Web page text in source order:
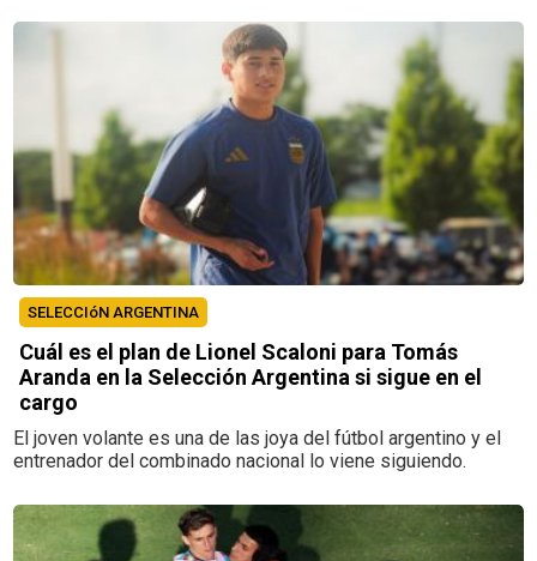
SELECCIóN ARGENTINA
Cuál es el plan de Lionel Scaloni para Tomás
Aranda en la Selección Argentina si sigue en el
cargo
El joven volante es una de las joya del fútbol argentino y el
entrenador del combinado nacional lo viene siguiendo.